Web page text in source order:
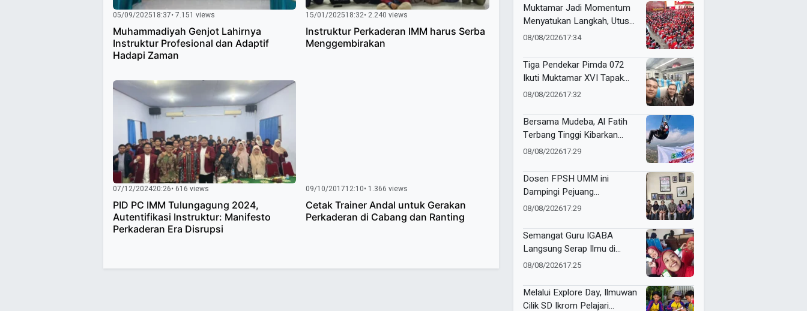
05/09/202518:37• 7.151 views
Muhammadiyah Genjot Lahirnya
Instruktur Profesional dan Adaptif
Hadapi Zaman
15/01/202518:32• 2.240 views
Instruktur Perkaderan IMM harus Serba
Menggembirakan
07/12/202420:26• 616 views
PID PC IMM Tulungagung 2024,
Autentifikasi Instruktur: Manifesto
Perkaderan Era Disrupsi
09/10/201712:10• 1.366 views
Cetak Trainer Andal untuk Gerakan
Perkaderan di Cabang dan Ranting
Muktamar Jadi Momentum
Menyatukan Langkah, Utusan
Pimda 072 Probolinggo
Suci
08/08/202617:34
Tiga Pendekar Pimda 072
Ikuti Muktamar XVI Tapak
Suci di Semarang, Bawa
08/08/202617:32
Bersama Mudeba, Al Fatih
Terbang Tinggi Kibarkan
Giant Flag di Langit Kota
08/08/202617:29
Dosen FPSH UMM ini
Dampingi Pejuang
Kesetaraan Bali Lewat
08/08/202617:29
Semangat Guru IGABA
Langsung Serap Ilmu di
Workshop Jurnalistik Digital
08/08/202617:25
Melalui Explore Day, Ilmuwan
Cilik SD Ikrom Pelajari